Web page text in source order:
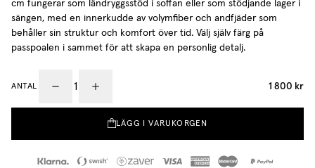
cm fungerar som ländryggsstöd i soffan eller som stödjande lager i
sängen, med en innerkudde av volymfiber och andfjäder som
behåller sin struktur och komfort över tid. Välj själv färg på
passpoalen i sammet för att skapa en personlig detalj.
ANTAL 1 800 kr
LÄGG I VARUKORGEN